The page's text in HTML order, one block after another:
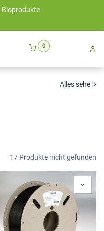
Bioprodukte
0
Alles sehe
17 Produkte nicht gefunden